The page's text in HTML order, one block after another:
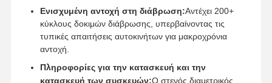
επεξεργασία μεταλλικής επιφάνειας
Σχήματα χύτευσης πεπιεσμένων
Ενισχυμένη αντοχή στη διάβρωση:Αντέχει 200+
κύκλους δοκιμών διάβρωσης, υπερβαίνοντας τις
τυπικές απαιτήσεις αυτοκινήτων για μακροχρόνια
αντοχή.
Πληροφορίες για την κατασκευή και την
κατασκευή των συσκευών:Ο στενός διαμετρικός